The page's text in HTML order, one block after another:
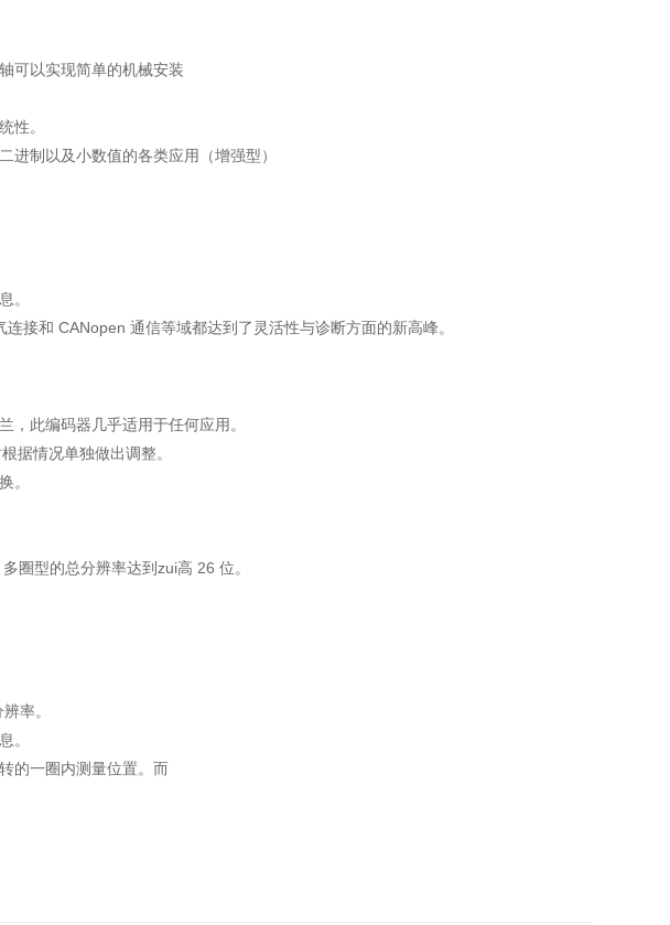
可以实现简单的机械安装
性。
制以及小数值的各类应用（增强型）
。
接和 CANopen 通信等域都达到了灵活性与诊断方面的新高峰。
，此编码器几乎适用于任何应用。
据情况单独做出调整。
。
圈型的总分辨率达到zui高 26 位。
率。
。
的一圈内测量位置。而